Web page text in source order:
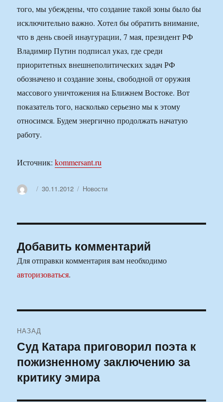
того, мы убеждены, что создание такой зоны было бы
исключительно важно. Хотел бы обратить внимание,
что в день своей инаугурации, 7 мая, президент РФ
Владимир Путин подписал указ, где среди
приоритетных внешнеполитических задач РФ
обозначено и создание зоны, свободной от оружия
массового уничтожения на Ближнем Востоке. Вот
показатель того, насколько серьезно мы к этому
относимся. Будем энергично продолжать начатую
работу.
Источник:kommersant.ru
АвторОпубликовано
30.11.2012 Рубрики
Новости
Добавить комментарий
Для отправки комментария вам необходимо
авторизоваться.
по
записям
НАЗАД
Предыдущая
запись:
Суд Катара приговорил поэта к
пожизненному заключению за
критику эмира